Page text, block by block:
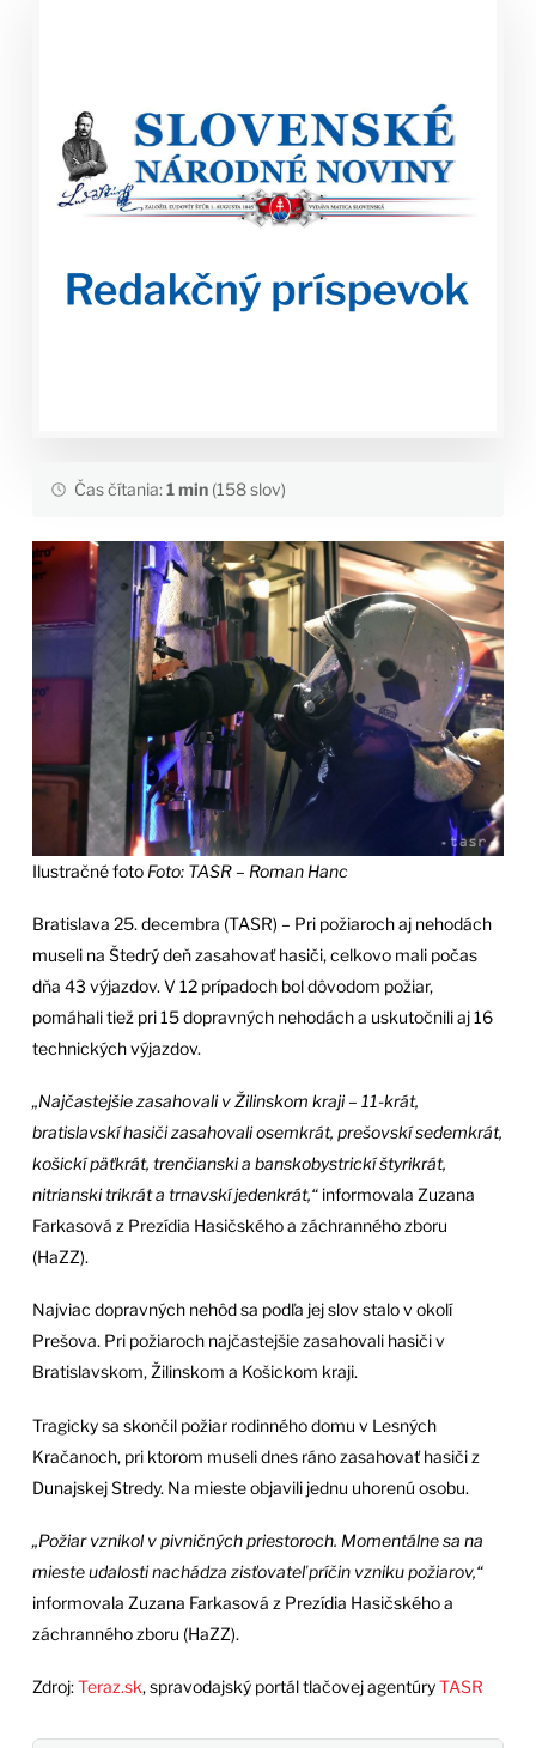
Čas čítania:1 min(158 slov)
Ilustračné foto Foto: TASR – Roman Hanc
Bratislava 25. decembra (TASR) – Pri požiaroch aj nehodách
museli na Štedrý deň zasahovať hasiči, celkovo mali počas
dňa 43 výjazdov. V 12 prípadoch bol dôvodom požiar,
pomáhali tiež pri 15 dopravných nehodách a uskutočnili aj 16
technických výjazdov.
„Najčastejšie zasahovali v Žilinskom kraji – 11-krát,
bratislavskí hasiči zasahovali osemkrát, prešovskí sedemkrát,
košickí päťkrát, trenčianski a banskobystrickí štyrikrát,
nitrianski trikrát a trnavskí jedenkrát,“informovala Zuzana
Farkasová z Prezídia Hasičského a záchranného zboru
(HaZZ).
Najviac dopravných nehôd sa podľa jej slov stalo v okolí
Prešova. Pri požiaroch najčastejšie zasahovali hasiči v
Bratislavskom, Žilinskom a Košickom kraji.
Tragicky sa skončil požiar rodinného domu v Lesných
Kračanoch, pri ktorom museli dnes ráno zasahovať hasiči z
Dunajskej Stredy. Na mieste objavili jednu uhorenú osobu.
„Požiar vznikol v pivničných priestoroch. Momentálne sa na
mieste udalosti nachádza zisťovateľ príčin vzniku požiarov,“
informovala Zuzana Farkasová z Prezídia Hasičského a
záchranného zboru (HaZZ).
Zdroj:Teraz.sk, spravodajský portál tlačovej agentúryTASR